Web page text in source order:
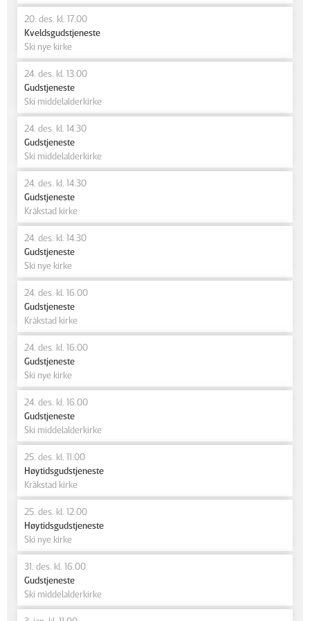
20. des. kl. 17.00
Kveldsgudstjeneste
Ski nye kirke
24. des. kl. 13.00
Gudstjeneste
Ski middelalderkirke
24. des. kl. 14.30
Gudstjeneste
Ski middelalderkirke
24. des. kl. 14.30
Gudstjeneste
Kråkstad kirke
24. des. kl. 14.30
Gudstjeneste
Ski nye kirke
24. des. kl. 16.00
Gudstjeneste
Kråkstad kirke
24. des. kl. 16.00
Gudstjeneste
Ski nye kirke
24. des. kl. 16.00
Gudstjeneste
Ski middelalderkirke
25. des. kl. 11.00
Høytidsgudstjeneste
Kråkstad kirke
25. des. kl. 12.00
Høytidsgudstjeneste
Ski nye kirke
31. des. kl. 16.00
Gudstjeneste
Ski middelalderkirke